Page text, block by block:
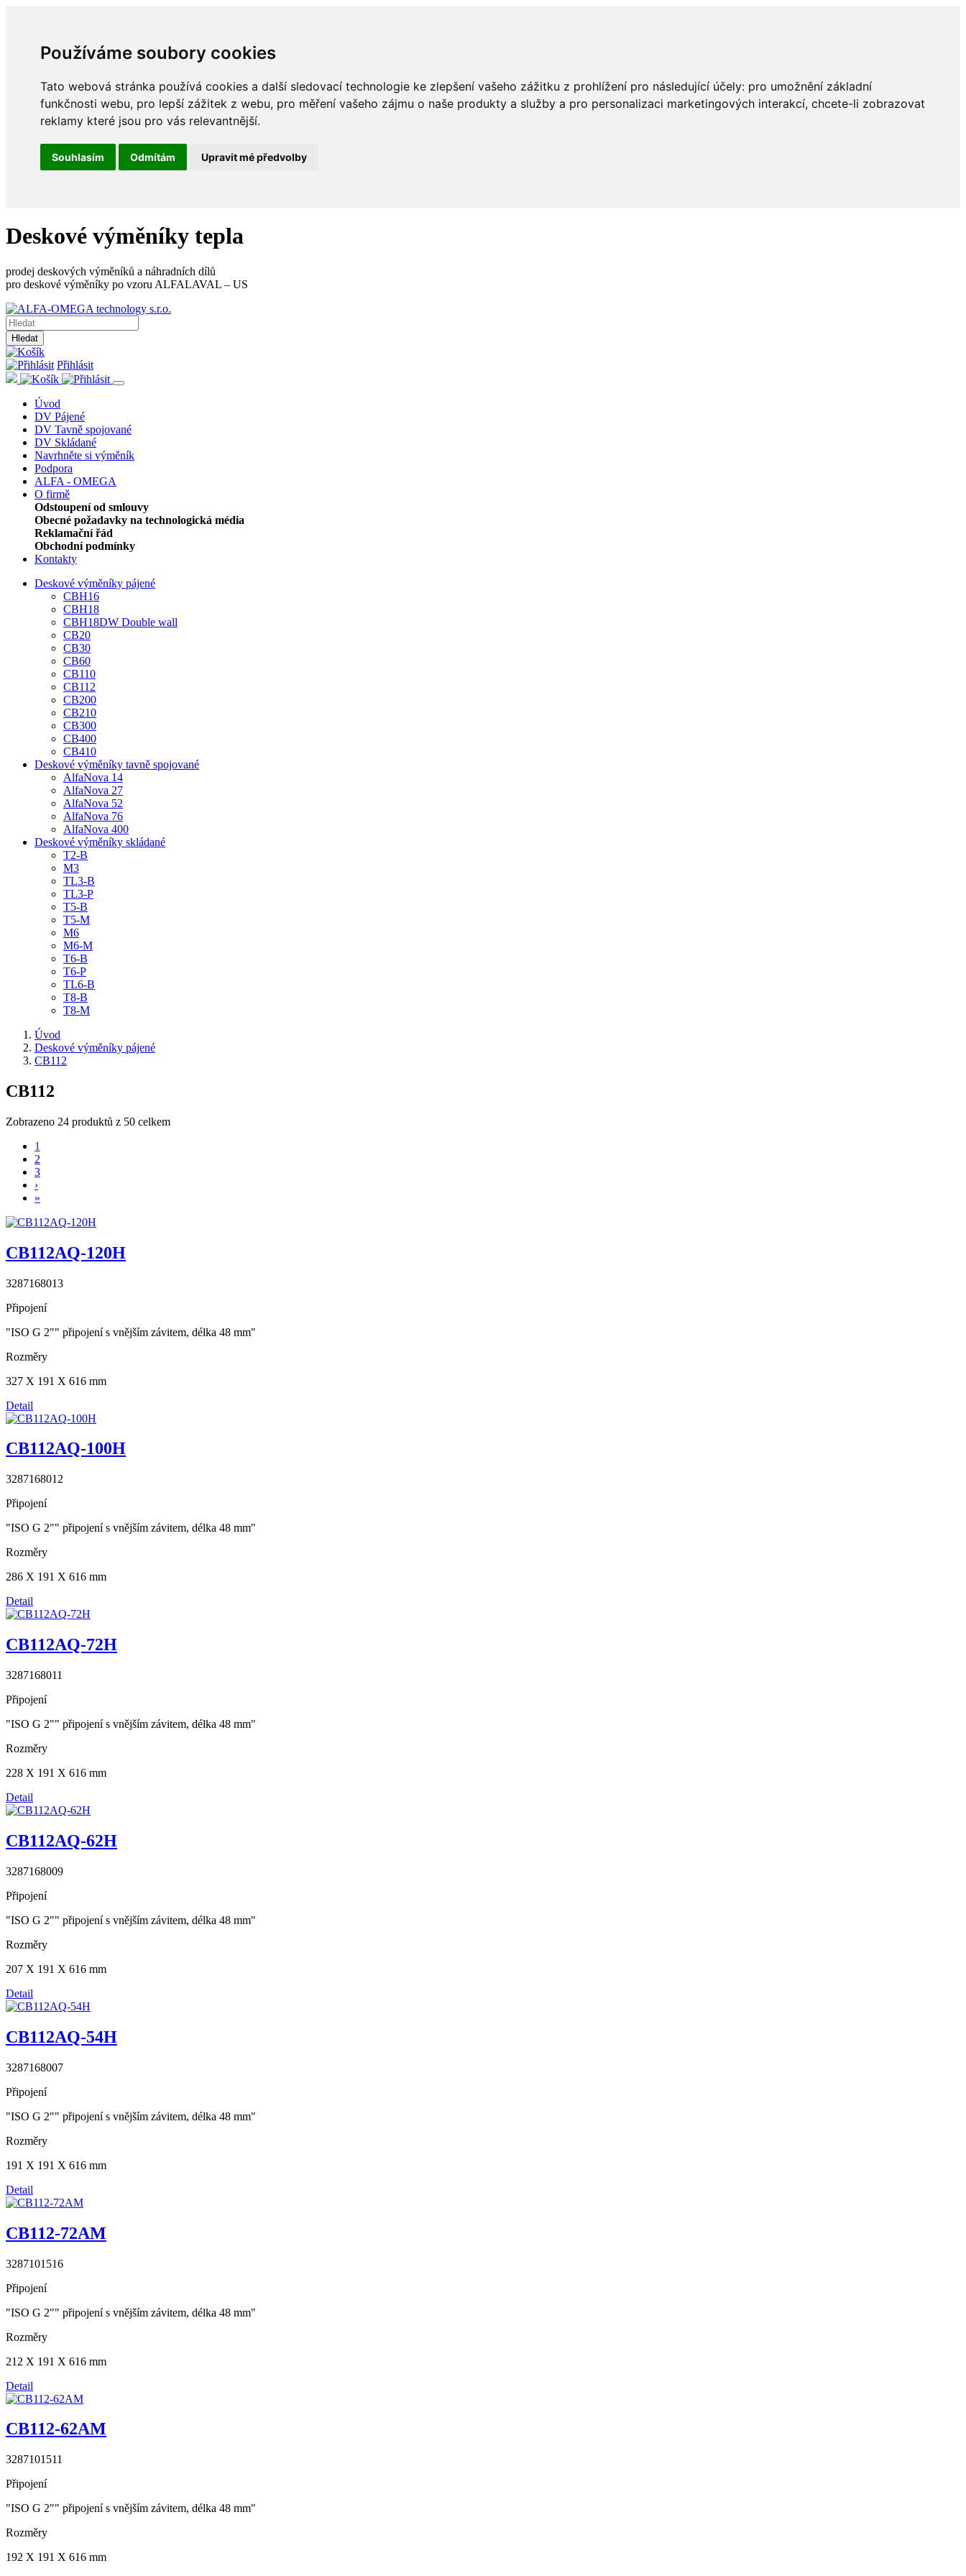
Používáme soubory cookies
Tato webová stránka používá cookies a další sledovací technologie ke zlepšení vašeho zážitku z prohlížení pro následující účely: pro umožnění základní
funkčnosti webu, pro lepší zážitek z webu, pro měření vašeho zájmu o naše produkty a služby a pro personalizaci marketingových interakcí, chcete-li zobrazovat
reklamy které jsou pro vás relevantnější.
Souhlasím Odmítám Upravit mé předvolby
Deskové výměníky tepla
prodej deskových výměníků a náhradních dílů
pro deskové výměníky po vzoru ALFALAVAL – US
Hledat
Přihlásit
Úvod
DV Pájené
DV Tavně spojované
DV Skládané
Navrhněte si výměník
Podpora
ALFA - OMEGA
O firmě
Odstoupení od smlouvy
Obecné požadavky na technologická média
Reklamační řád
Obchodní podmínky
Kontakty
Deskové výměníky pájené
CBH16
CBH18
CBH18DW Double wall
CB20
CB30
CB60
CB110
CB112
CB200
CB210
CB300
CB400
CB410
Deskové výměníky tavně spojované
AlfaNova 14
AlfaNova 27
AlfaNova 52
AlfaNova 76
AlfaNova 400
Deskové výměníky skládané
T2-B
M3
TL3-B
TL3-P
T5-B
T5-M
M6
M6-M
T6-B
T6-P
TL6-B
T8-B
T8-M
Úvod
Deskové výměníky pájené
CB112
CB112
Zobrazeno 24 produktů z 50 celkem
1
2
3
›
»
CB112AQ-120H
3287168013
Připojení
"ISO G 2"" připojení s vnějším závitem, délka 48 mm"
Rozměry
327 X 191 X 616 mm
Detail
CB112AQ-100H
3287168012
Připojení
"ISO G 2"" připojení s vnějším závitem, délka 48 mm"
Rozměry
286 X 191 X 616 mm
Detail
CB112AQ-72H
3287168011
Připojení
"ISO G 2"" připojení s vnějším závitem, délka 48 mm"
Rozměry
228 X 191 X 616 mm
Detail
CB112AQ-62H
3287168009
Připojení
"ISO G 2"" připojení s vnějším závitem, délka 48 mm"
Rozměry
207 X 191 X 616 mm
Detail
CB112AQ-54H
3287168007
Připojení
"ISO G 2"" připojení s vnějším závitem, délka 48 mm"
Rozměry
191 X 191 X 616 mm
Detail
CB112-72AM
3287101516
Připojení
"ISO G 2"" připojení s vnějším závitem, délka 48 mm"
Rozměry
212 X 191 X 616 mm
Detail
CB112-62AM
3287101511
Připojení
"ISO G 2"" připojení s vnějším závitem, délka 48 mm"
Rozměry
192 X 191 X 616 mm